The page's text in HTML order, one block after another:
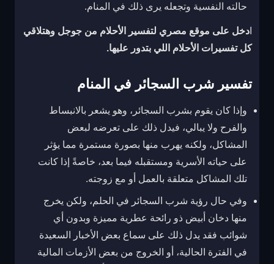
حالته النفسية وتجعله يرى ذلك في المنام.
دخل على موقع مصري لتفسير الأحلام من جوجل وهتلاقي
كل تفسيرات الأحلام اللي بتدور عليها.
تفسير شرب السجائر في المنام
وإذا كان يقوم بشرب السجائر، وهو يشعر بالانبساط
والفرح ولا يبالي، فيدل ذلك على تعرضه لبعض
المشاكل، ولكنه يهرب منها بصورة مستمرة مما يؤثر
على حياته الأسرية ومستقبله فيما بعد، خاصةً إذا كانت
تلك المشاكل متعلقة بالعمل أو مع زوجته.
وفي حال رؤية شرب السجائر في الحلم، ولكن يخرج
منها دخان أبيض ذو رائحة عطرية مميزة وبدون أي
شوائب فقد يدل ذلك على سماع بعض الأخبار السعيدة
في الفترة الحالية، أو الخروج من بعض الأزمات المالية